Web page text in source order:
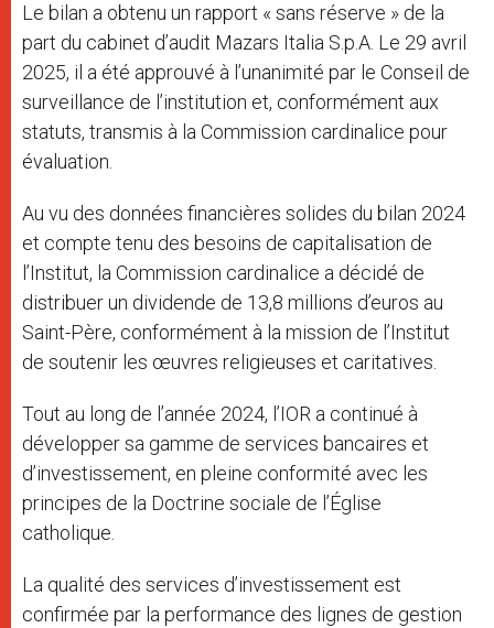
Le bilan a obtenu un rapport « sans réserve » de la
part du cabinet d’audit Mazars Italia S.p.A. Le 29 avril
2025, il a été approuvé à l’unanimité par le Conseil de
surveillance de l’institution et, conformément aux
statuts, transmis à la Commission cardinalice pour
évaluation.
Au vu des données financières solides du bilan 2024
et compte tenu des besoins de capitalisation de
l’Institut, la Commission cardinalice a décidé de
distribuer un dividende de 13,8 millions d’euros au
Saint-Père, conformément à la mission de l’Institut
de soutenir les œuvres religieuses et caritatives.
Tout au long de l’année 2024, l’IOR a continué à
développer sa gamme de services bancaires et
d’investissement, en pleine conformité avec les
principes de la Doctrine sociale de l’Église
catholique.
La qualité des services d’investissement est
confirmée par la performance des lignes de gestion